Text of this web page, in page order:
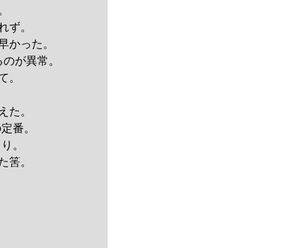
ず。
かった。
が異常。
。
た。
番。
。
筈。